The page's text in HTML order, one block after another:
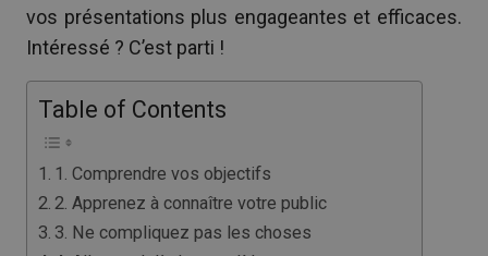
vos présentations plus engageantes et efficaces.
Intéressé ? C’est parti !
Table of Contents
1. Comprendre vos objectifs
2. Apprenez à connaître votre public
3. Ne compliquez pas les choses